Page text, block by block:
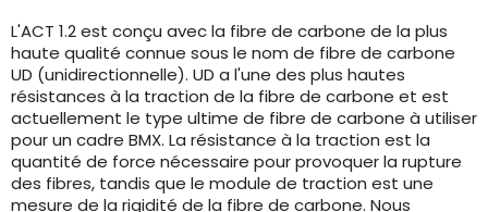
L'ACT 1.2 est conçu avec la fibre de carbone de la plus
haute qualité connue sous le nom de fibre de carbone
UD (unidirectionnelle). UD a l'une des plus hautes
résistances à la traction de la fibre de carbone et est
actuellement le type ultime de fibre de carbone à utiliser
pour un cadre BMX. La résistance à la traction est la
quantité de force nécessaire pour provoquer la rupture
des fibres, tandis que le module de traction est une
mesure de la rigidité de la fibre de carbone. Nous